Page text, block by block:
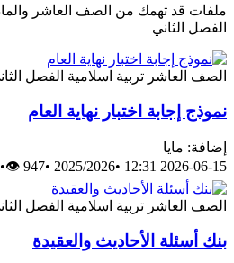
ملفات قد تهمك من الصف العاشر
الفصل الثاني
الصف العاشر تربية اسلامية الفصل
نموذج إجابة اختبار نهاية العام
إضافة: مايا
2026-06-15 12:31
•
2025/2026
•
•👁 947
الصف العاشر تربية اسلامية الفصل
بنك أسئلة الأحاديث والعقيدة